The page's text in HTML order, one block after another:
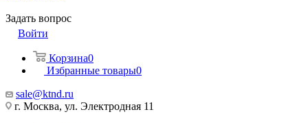
Задать вопрос
Войти
Корзина0
Избранные товары0
sale@ktnd.ru
г. Москва, ул. Электродная 11